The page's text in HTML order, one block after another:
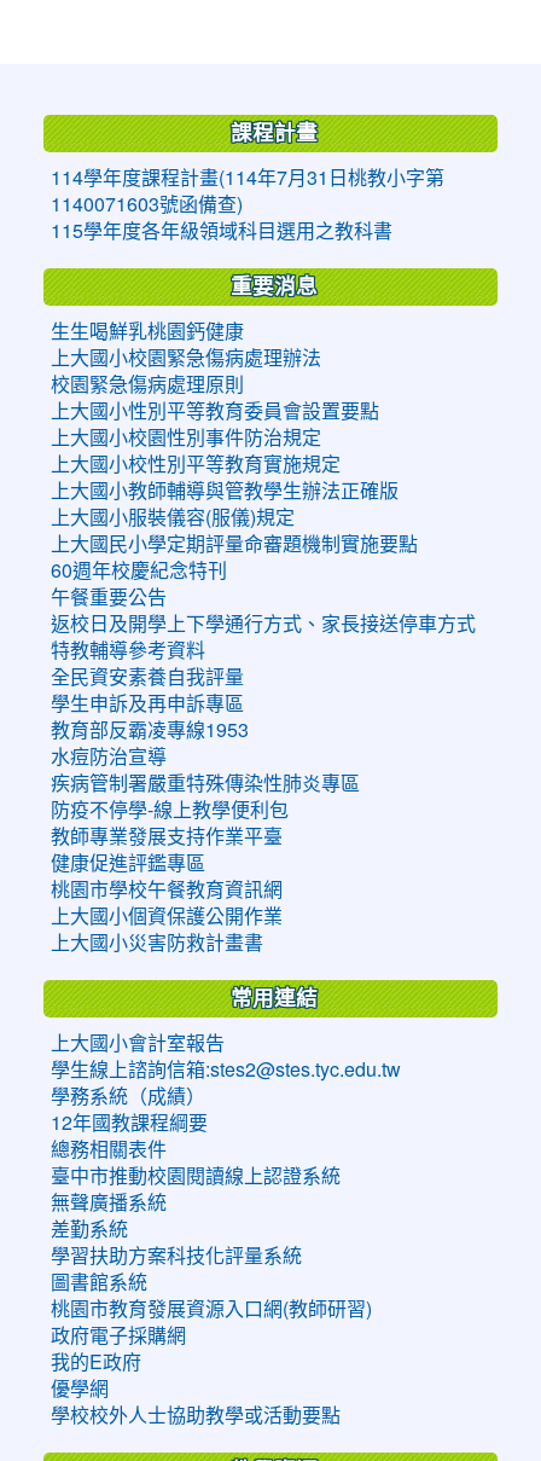
課程計畫
114學年度課程計畫(114年7月31日桃教小字第
1140071603號函備查)
115學年度各年級領域科目選用之教科書
重要消息
生生喝鮮乳桃園鈣健康
上大國小校園緊急傷病處理辦法
校園緊急傷病處理原則
上大國小性別平等教育委員會設置要點
上大國小校園性別事件防治規定
上大國小校性別平等教育實施規定
上大國小教師輔導與管教學生辦法正確版
上大國小服裝儀容(服儀)規定
上大國民小學定期評量命審題機制實施要點
60週年校慶紀念特刊
午餐重要公告
返校日及開學上下學通行方式、家長接送停車方式
特教輔導參考資料
全民資安素養自我評量
學生申訴及再申訴專區
教育部反霸凌專線1953
水痘防治宣導
疾病管制署嚴重特殊傳染性肺炎專區
防疫不停學-線上教學便利包
教師專業發展支持作業平臺
健康促進評鑑專區
桃園市學校午餐教育資訊網
上大國小個資保護公開作業
上大國小災害防救計畫書
常用連結
上大國小會計室報告
學生線上諮詢信箱:stes2@stes.tyc.edu.tw
學務系統（成績）
12年國教課程綱要
總務相關表件
臺中市推動校園閱讀線上認證系統
無聲廣播系統
差勤系統
學習扶助方案科技化評量系統
圖書館系統
桃園市教育發展資源入口網(教師研習)
政府電子採購網
我的E政府
優學網
學校校外人士協助教學或活動要點